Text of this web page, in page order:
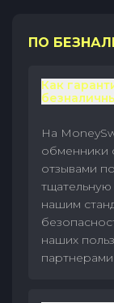
ПО
Как
На
обменники
отзывами
тщательную
нашим
наших